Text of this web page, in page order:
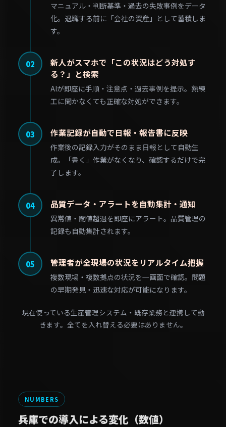
マニュアル・判断基準・過去の失敗事例をデータ
化。退職する前に「会社の資産」として蓄積しま
す。
02
新人がスマホで「この状況はどう対処す
る？」と検索
AIが即座に手順・注意点・過去事例を提示。熟練
工に聞かなくても正確な対処ができます。
03 作業記録が自動で日報・報告書に反映
作業後の記録入力がそのまま日報として自動生
成。「書く」作業がなくなり、確認するだけで完
了します。
04 品質データ・アラートを自動集計・通知
異常値・閾値超過を即座にアラート。品質管理の
記録も自動集計されます。
05 管理者が全現場の状況をリアルタイム把握
複数現場・複数拠点の状況を一画面で確認。問題
の早期発見・迅速な対応が可能になります。
現在使っている生産管理システム・既存業務と連携して動
きます。全てを入れ替える必要はありません。
NUMBERS
兵庫での導入による変化（数値）